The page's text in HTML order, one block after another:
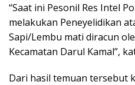
“Saat ini Pesonil Res Intel
melakukan Peneyelidikan
Sapi/Lembu mati diracun
Kecamatan Darul Kamal”,
Dari hasil temuan tersebut